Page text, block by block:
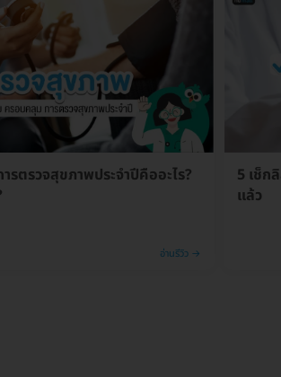
รตรวจสุขภาพประจำปีคืออะไร?
อ่านรีวิว →
5 เช็ก
แล้ว